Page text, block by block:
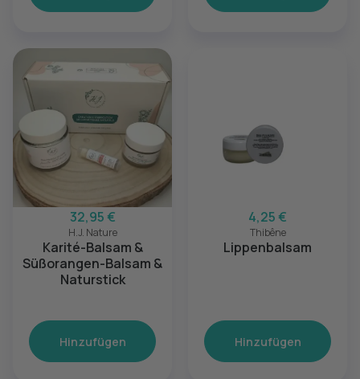
32,95 €
H.J. Nature
Karité-Balsam &
Süßorangen-Balsam &
Naturstick
Hinzufügen
4,25 €
Thibêne
Lippenbalsam
Hinzufügen